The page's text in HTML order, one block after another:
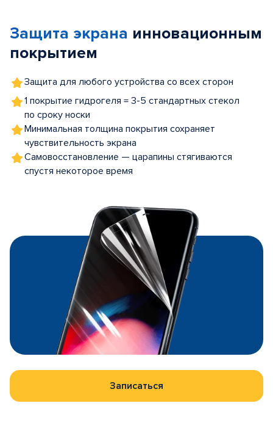
5
Защита экрана инновационным
покрытием
Защита для любого устройства со всех сторон
1 покрытие гидрогеля = 3-5 стандартных стекол
по сроку носки
Минимальная толщина покрытия сохраняет
чувствительность экрана
Самовосстановление — царапины стягиваются
спустя некоторое время
Записаться